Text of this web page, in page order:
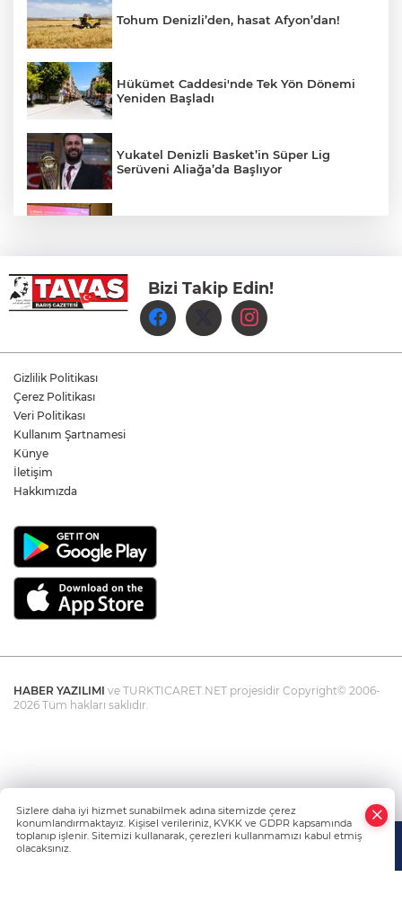
Tohum Denizli’den, hasat Afyon’dan!
Hükümet Caddesi'nde Tek Yön Dönemi
Yeniden Başladı
Yukatel Denizli Basket’in Süper Lig
Serüveni Aliağa’da Başlıyor
Çameli’de Festival Coşkusu Yatırımların
Açılışıyla Taçlandı
Denizli Büyükşehir Belediyespor Kadın
Yukatel Denizli Basket, Egemen Güven
ve Mustafa Sami Yılmaz’la yola devam
Bizi Takip Edin!
Gizlilik Politikası
Çerez Politikası
Veri Politikası
Kullanım Şartnamesi
Künye
İletişim
Hakkımızda
HABER YAZILIMI ve TURKTICARET.NET projesidir Copyright© 2006-
2026 Tüm hakları saklıdır.
Sizlere daha iyi hizmet sunabilmek adına sitemizde çerez
konumlandırmaktayız. Kişisel verileriniz, KVKK ve GDPR kapsamında
toplanıp işlenir. Sitemizi kullanarak, çerezleri kullanmamızı kabul etmiş
olacaksınız.